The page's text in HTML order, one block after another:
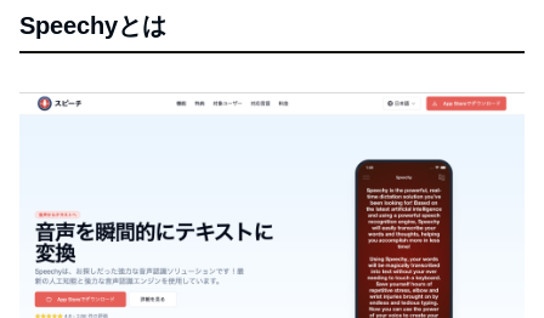
Speechyとは